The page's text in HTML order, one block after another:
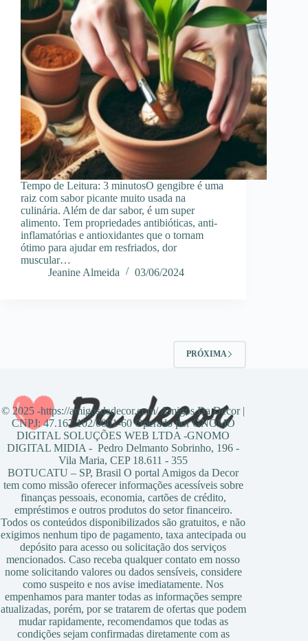
Tempo de Leitura: 3 minutosO gengibre é uma
raiz com sabor picante muito usada na
culinária. Além de dar sabor, é um super
alimento. Tem propriedades antibióticas, anti-
inflamatórias e antioxidantes que o tornam
ótimo para ajudar em resfriados, dor
muscular…
Jeanine Almeida
03/06/2024
PRÓXIMA
© 2025 -https://amigosdadecor.com/ Amigos Da Decor |
CNPJ: 47.167.102/0001-60 Operado por GNOMO
DIGITAL SOLUÇÕES WEB LTDA -GNOMO
DIGITAL MIDIA - Pedro Delmanto Sobrinho, 196 -
Vila Maria, CEP 18.611 - 355
BOTUCATU – SP, Brasil O portal Amigos da Decor
tem como missão oferecer informações acessíveis sobre
finanças pessoais, economia, cartões de crédito,
empréstimos e outros produtos do setor financeiro.
Todos os conteúdos disponibilizados são gratuitos, e não
exigimos nenhum tipo de pagamento, taxa antecipada ou
depósito para acesso ou solicitação dos serviços
mencionados. Caso receba qualquer contato em nosso
nome solicitando valores ou dados sensíveis, considere
como suspeito e nos avise imediatamente. Nos
empenhamos para manter todas as informações sempre
atualizadas, porém, por se tratarem de ofertas que podem
mudar rapidamente, recomendamos que todas as
condições sejam confirmadas diretamente com as